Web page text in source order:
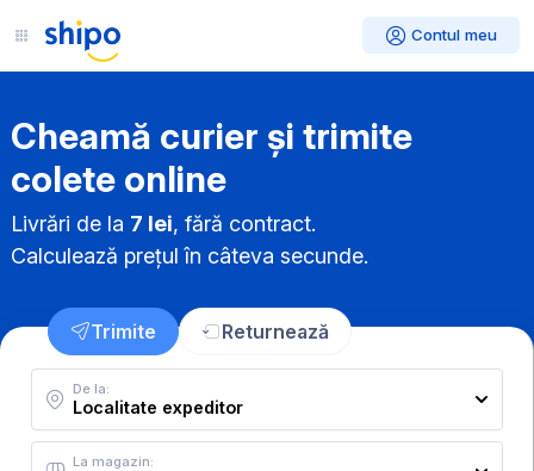
Contul meu
Cheamă curier și trimite
colete online
Livrări de la 7 lei, fără contract.
Calculează prețul în câteva secunde.
Trimite Returnează
De la:
La magazin: